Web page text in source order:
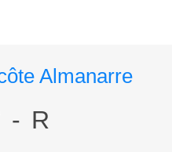
Almanarre
- R